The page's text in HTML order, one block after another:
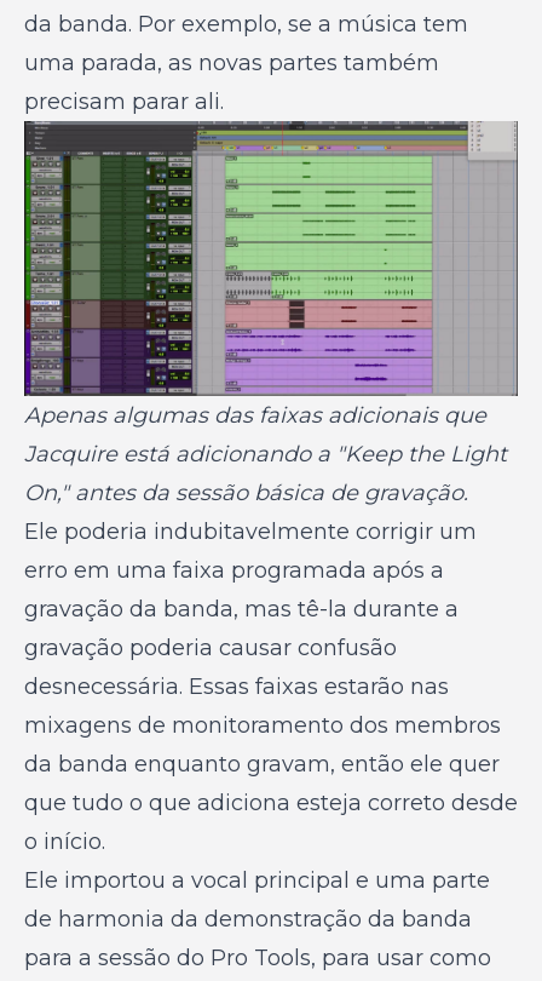
da banda. Por exemplo, se a música tem
uma parada, as novas partes também
precisam parar ali.
Apenas algumas das faixas adicionais que
Jacquire está adicionando a "Keep the Light
On," antes da sessão básica de gravação.
Ele poderia indubitavelmente corrigir um
erro em uma faixa programada após a
gravação da banda, mas tê-la durante a
gravação poderia causar confusão
desnecessária. Essas faixas estarão nas
mixagens de monitoramento dos membros
da banda enquanto gravam, então ele quer
que tudo o que adiciona esteja correto desde
o início.
Ele importou a vocal principal e uma parte
de harmonia da demonstração da banda
para a sessão do Pro Tools, para usar como